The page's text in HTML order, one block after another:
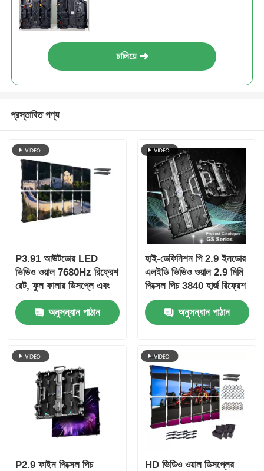
চালিয়ে
প্রস্তাবিত পণ্য
P3.91 আউটডোর LED
ভিডিও ওয়াল 7680Hz রিফ্রেশ
রেট, ফুল কালার ডিসপ্লে এবং
কনসার্ট এবং স্টেজ ইভেন্টগুলির
জন্য IP65 সুরক্ষা সহ
অনুসন্ধান পাঠান
হাই-ডেফিনিশন পি 2.9 ইনডোর
এলইডি ভিডিও ওয়াল 2.9 মিমি
পিক্সেল পিচ 3840 হার্জ রিফ্রেশ
রেট এবং 4500cd / বর্গমিটার
উজ্জ্বলতা সহঅনুসন্ধান পাঠান
P2.9 ফাইন পিক্সেল পিচ
HD ভিডিও ওয়াল ডিসপ্লের